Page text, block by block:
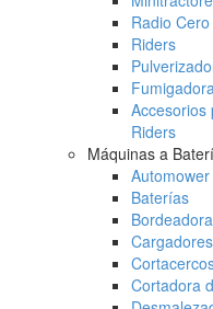
Radio Cero
Riders
Accesorios
Riders
Máquinas a
Baterías
Cortadora